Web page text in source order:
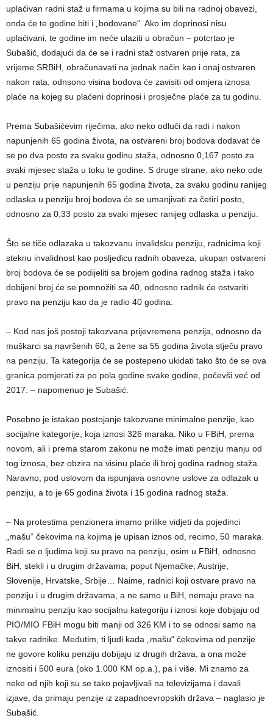
uplaćivan radni staž u firmama u kojima su bili na radnoj obavezi,
onda će te godine biti i „bodovane“. Ako im doprinosi nisu
uplaćivani, te godine im neće ulaziti u obračun – potcrtao je
Subašić, dodajući da će se i radni staž ostvaren prije rata, za
vrijeme SRBiH, obračunavati na jednak način kao i onaj ostvaren
nakon rata, odnsono visina bodova će zavisiti od omjera iznosa
plaće na kojeg su plaćeni doprinosi i prosječne plaće za tu godinu.
Prema Subašićevim riječima, ako neko odluči da radi i nakon
napunjenih 65 godina života, na ostvareni broj bodova dodavat će
se po dva posto za svaku godinu staža, odnosno 0,167 posto za
svaki mjesec staža u toku te godine. S druge strane, ako neko ode
u penziju prije napunjenih 65 godina života, za svaku godinu ranijeg
odlaska u penziju broj bodova će se umanjivati za četiri posto,
odnosno za 0,33 posto za svaki mjesec ranijeg odlaska u penziju.
Što se tiče odlazaka u takozvanu invalidsku penziju, radnicima koji
steknu invalidnost kao posljedicu radnih obaveza, ukupan ostvareni
broj bodova će se podijeliti sa brojem godina radnog staža i tako
dobijeni broj će se pomnožiti sa 40, odnosno radnik će ostvariti
pravo na penziju kao da je radio 40 godina.
– Kod nas još postoji takozvana prijevremena penzija, odnosno da
muškarci sa navršenih 60, a žene sa 55 godina života stječu pravo
na penziju. Ta kategorija će se postepeno ukidati tako što će se ova
granica pomjerati za po pola godine svake godine, počevši već od
2017. – napomenuo je Subašić.
Posebno je istakao postojanje takozvane minimalne penzije, kao
socijalne kategorije, koja iznosi 326 maraka. Niko u FBiH, prema
novom, ali i prema starom zakonu ne može imati penziju manju od
tog iznosa, bez obzira na visinu plaće ili broj godina radnog staža.
Naravno, pod uslovom da ispunjava osnovne uslove za odlazak u
penziju, a to je 65 godina života i 15 godina radnog staža.
– Na protestima penzionera imamo prilike vidjeti da pojedinci
„mašu“ čekovima na kojima je upisan iznos od, recimo, 50 maraka.
Radi se o ljudima koji su pravo na penziju, osim u FBiH, odnosno
BiH, stekli i u drugim državama, poput Njemačke, Austrije,
Slovenije, Hrvatske, Srbije… Naime, radnici koji ostvare pravo na
penziju i u drugim državama, a ne samo u BiH, nemaju pravo na
minimalnu penziju kao socijalnu kategoriju i iznosi koje dobijaju od
PIO/MIO FBiH mogu biti manji od 326 KM i to se odnosi samo na
takve radnike. Međutim, ti ljudi kada „mašu“ čekovima od penzije
ne govore koliku penziju dobijaju iz drugih država, a ona može
iznositi i 500 eura (oko 1.000 KM op.a.), pa i više. Mi znamo za
neke od njih koji su se tako pojavljivali na televizijama i davali
izjave, da primaju penzije iz zapadnoevropskih država – naglasio je
Subašić.